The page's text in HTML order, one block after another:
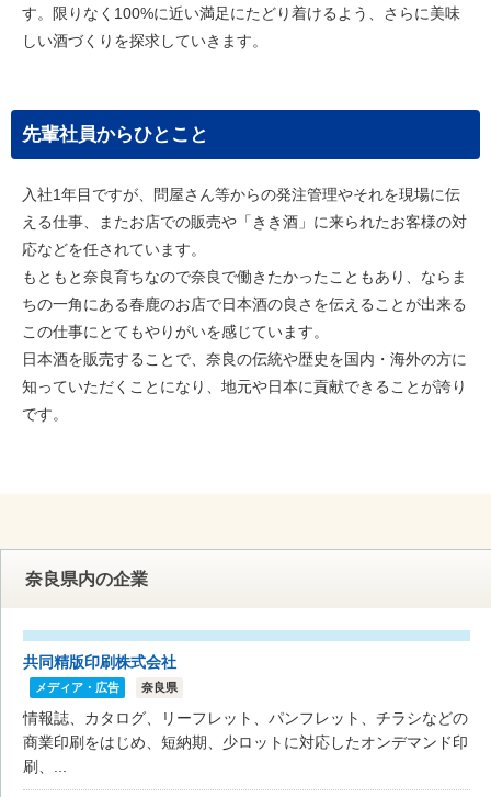
す。限りなく100%に近い満足にたどり着けるよう、さらに美味
しい酒づくりを探求していきます。
先輩社員からひとこと
入社1年目ですが、問屋さん等からの発注管理やそれを現場に伝
える仕事、またお店での販売や「きき酒」に来られたお客様の対
応などを任されています。
もともと奈良育ちなので奈良で働きたかったこともあり、ならま
ちの一角にある春鹿のお店で日本酒の良さを伝えることが出来る
この仕事にとてもやりがいを感じています。
日本酒を販売することで、奈良の伝統や歴史を国内・海外の方に
知っていただくことになり、地元や日本に貢献できることが誇り
です。
奈良県内の企業
共同精版印刷株式会社
メディア・広告 奈良県
情報誌、カタログ、リーフレット、パンフレット、チラシなどの
商業印刷をはじめ、短納期、少ロットに対応したオンデマンド印
刷、...